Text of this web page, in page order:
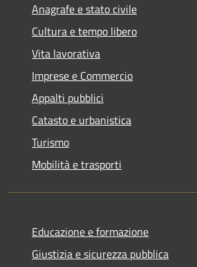
Anagrafe e stato civile
Cultura e tempo libero
Vita lavorativa
Imprese e Commercio
Appalti pubblici
Catasto e urbanistica
Turismo
Mobilità e trasporti
Educazione e formazione
Giustizia e sicurezza pubblica